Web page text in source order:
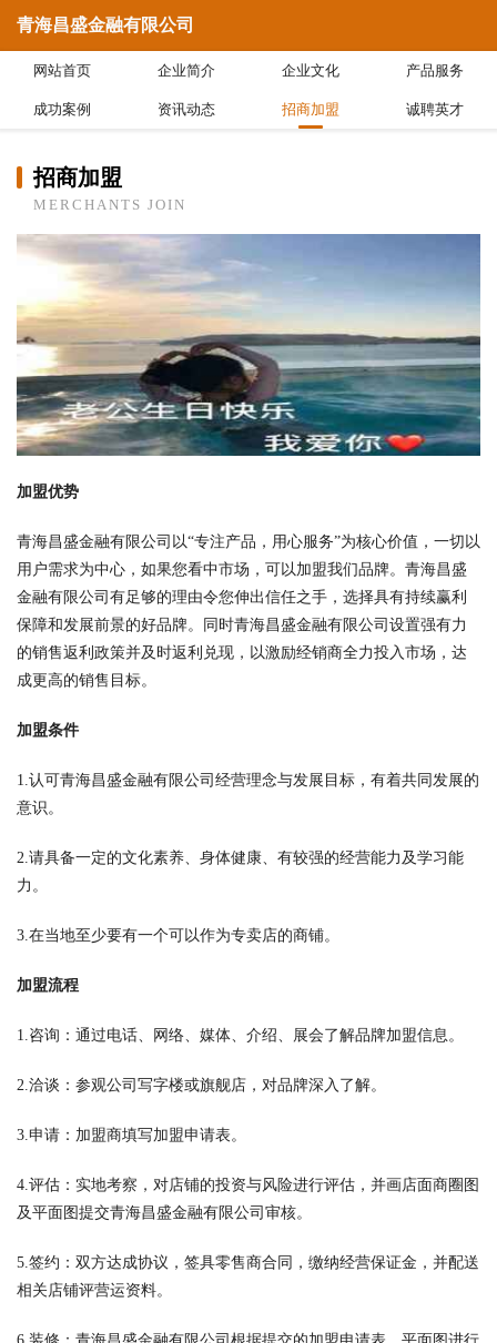
青海昌盛金融有限公司
网站首页 企业简介 企业文化 产品服务
成功案例 资讯动态 招商加盟 诚聘英才
招商加盟
MERCHANTS JOIN
加盟优势
青海昌盛金融有限公司以“专注产品，用心服务”为核心价值，一切以
用户需求为中心，如果您看中市场，可以加盟我们品牌。青海昌盛
金融有限公司有足够的理由令您伸出信任之手，选择具有持续赢利
保障和发展前景的好品牌。同时青海昌盛金融有限公司设置强有力
的销售返利政策并及时返利兑现，以激励经销商全力投入市场，达
成更高的销售目标。
加盟条件
1.认可青海昌盛金融有限公司经营理念与发展目标，有着共同发展的
意识。
2.请具备一定的文化素养、身体健康、有较强的经营能力及学习能
力。
3.在当地至少要有一个可以作为专卖店的商铺。
加盟流程
1.咨询：通过电话、网络、媒体、介绍、展会了解品牌加盟信息。
2.洽谈：参观公司写字楼或旗舰店，对品牌深入了解。
3.申请：加盟商填写加盟申请表。
4.评估：实地考察，对店铺的投资与风险进行评估，并画店面商圈图
及平面图提交青海昌盛金融有限公司审核。
5.签约：双方达成协议，签具零售商合同，缴纳经营保证金，并配送
相关店铺评营运资料。